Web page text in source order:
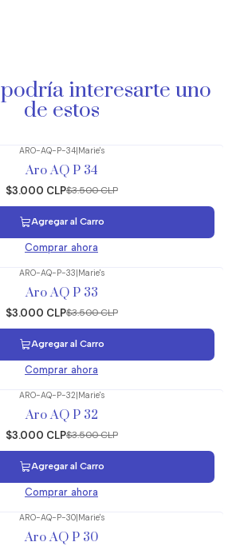
interesarte uno
de estos
ARO-AQ-P-34|Marie's
Aro AQ P 34
$3.000 CLP$3.500 CLP
Agregar al Carro
Comprar ahora
ARO-AQ-P-33|Marie's
Aro AQ P 33
$3.000 CLP$3.500 CLP
Agregar al Carro
Comprar ahora
ARO-AQ-P-32|Marie's
Aro AQ P 32
$3.000 CLP$3.500 CLP
Agregar al Carro
Comprar ahora
ARO-AQ-P-30|Marie's
Aro AQ P 30